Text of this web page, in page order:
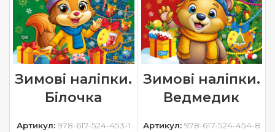
Зимові наліпки.
Білочка
Артикул: 978-617-524-453-1
Зимові наліпки.
Ведмедик
Артикул: 978-617-524-454-8